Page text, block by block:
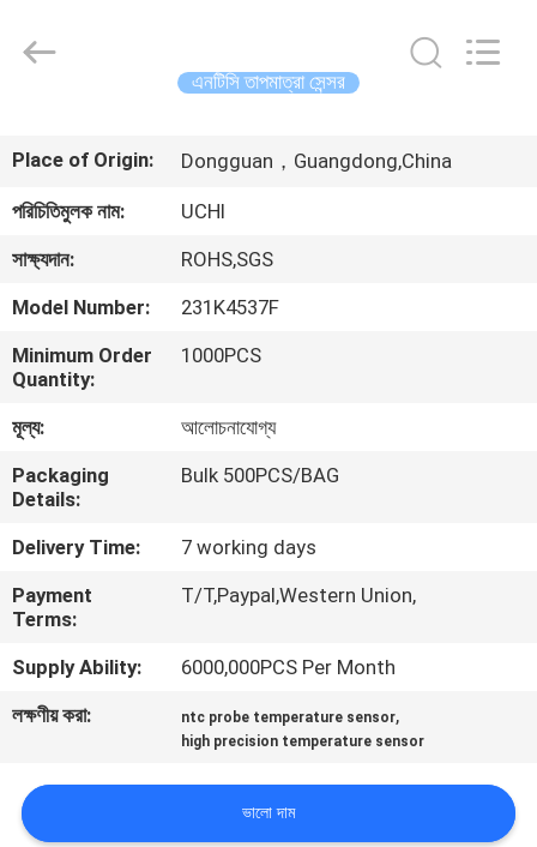
পণ্য
ভিআর
শো
আমাদের
সম্পর্কে
ভ্রমণ
নিয়ন্ত্রণ
করুন
Electronics
Co.,Ltd.
এনটিসি তাপমাত্রা সেন্সর
Place of Origin: Dongguan，Guangdong,China
পরিচিতিমুলক নাম:
UCHI
সাক্ষ্যদান:
ROHS,SGS
Model Number:
231K4537F
Minimum Order
Quantity:
1000PCS
মূল্য:
আলোচনাযোগ্য
Packaging
Details:
Bulk 500PCS/BAG
Delivery Time:
7 working days
Payment
Terms:
T/T,Paypal,Western Union,
Supply Ability:
6000,000PCS Per Month
লক্ষণীয় করা:
ntc probe temperature sensor,
high precision temperature sensor
ভালো দাম